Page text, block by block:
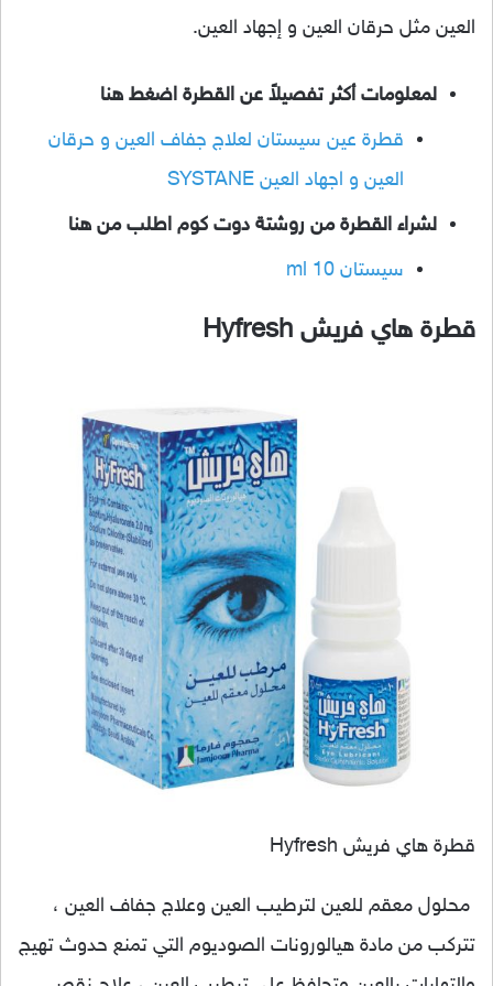
العين مثل حرقان العين و إجهاد العين.
لمعلومات أكثر تفصيلاً عن القطرة اضغط هنا
قطرة عين سيستان لعلاج جفاف العين و حرقان
العين و اجهاد العين SYSTANE
لشراء القطرة من روشتة دوت كوم اطلب من هنا
سيستان 10 ml
قطرة هاي فريش Hyfresh
قطرة هاي فريش Hyfresh
محلول معقم للعين لترطيب العين وعلاج جفاف العين ،
تتركب من مادة هيالورونات الصوديوم التي تمنع حدوث تهيج